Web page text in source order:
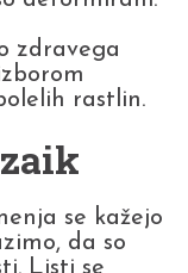
zdravega
rastlin.
se kažejo
da so
Listi se